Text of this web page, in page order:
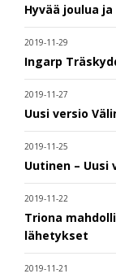
Hyvää joulua
2019-11-29
Ingarp
2019-11-27
Uusi versio
2019-11-25
Uutinen – Uusi
2019-11-22
Triona
lähetykset
2019-11-21